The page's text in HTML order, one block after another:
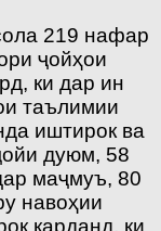
219 нафар
ҷойҳои
ки дар ин
таълимии
иштирок ва
дуюм, 58
маҷмуъ, 80
навоҳии
карданд, ки